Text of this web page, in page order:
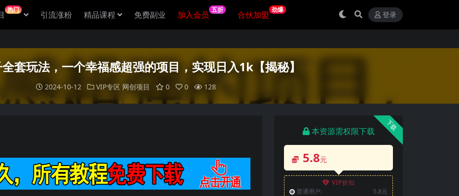
热门 引流涨粉 精品课程 免费副业 加入会员 五折 合伙加盟 劲爆
登录
套玩法，一个幸福感超强的项目，实现日入1k【揭秘】
2024-10-12 VIP专区 网创项目 0 0 128
下载
本资源需权限下载
5.8元
VIP折扣
普通用户:
5.8元